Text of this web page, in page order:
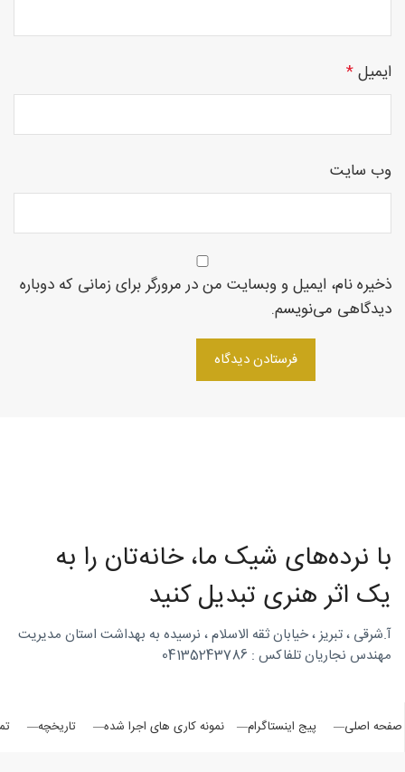
چوبی
منبت
سی ان
سی
شمال
ایمیل*
وب‌ سایت
ذخیره نام، ایمیل و وبسایت من در مرورگر برای زمانی که دوباره
دیدگاهی می‌نویسم.
با نرده‌های شیک ما، خانه‌تان را به
یک اثر هنری تبدیل کنید
آ.شرقی ، تبریز ، خیابان ثقه الاسلام ، نرسیده به بهداشت استان مدیریت
مهندس نجاریان تلفاکس : 04135243786
صفحه اصلی پیج اینستاگرام نمونه کاری های اجرا شده تاریخچه